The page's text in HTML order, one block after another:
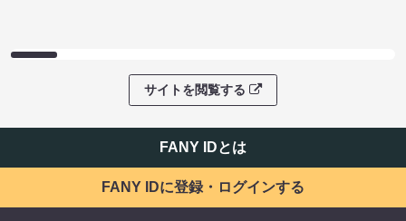
サイトを閲覧する
FANY IDとは
FANY IDに登録・ログインする